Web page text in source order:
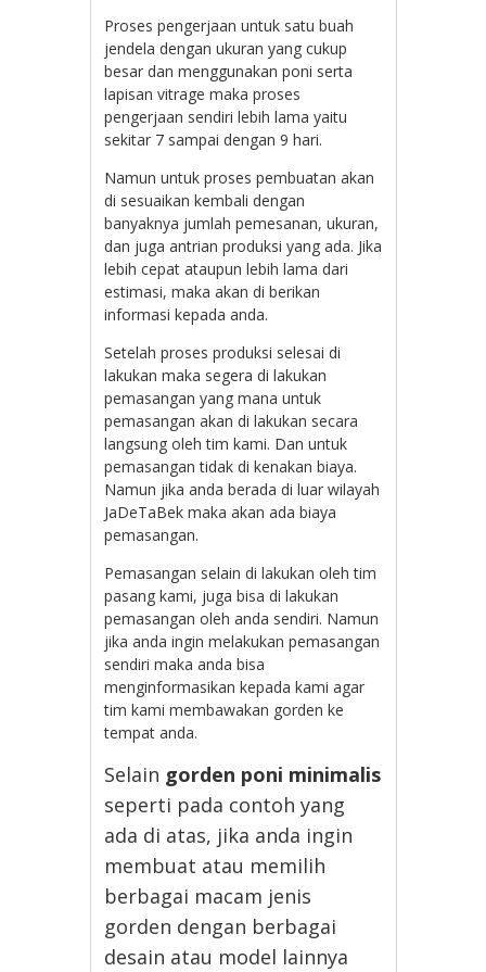
Proses pengerjaan untuk satu buah
jendela dengan ukuran yang cukup
besar dan menggunakan poni serta
lapisan vitrage maka proses
pengerjaan sendiri lebih lama yaitu
sekitar 7 sampai dengan 9 hari.
Namun untuk proses pembuatan akan
di sesuaikan kembali dengan
banyaknya jumlah pemesanan, ukuran,
dan juga antrian produksi yang ada. Jika
lebih cepat ataupun lebih lama dari
estimasi, maka akan di berikan
informasi kepada anda.
Setelah proses produksi selesai di
lakukan maka segera di lakukan
pemasangan yang mana untuk
pemasangan akan di lakukan secara
langsung oleh tim kami. Dan untuk
pemasangan tidak di kenakan biaya.
Namun jika anda berada di luar wilayah
JaDeTaBek maka akan ada biaya
pemasangan.
Pemasangan selain di lakukan oleh tim
pasang kami, juga bisa di lakukan
pemasangan oleh anda sendiri. Namun
jika anda ingin melakukan pemasangan
sendiri maka anda bisa
menginformasikan kepada kami agar
tim kami membawakan gorden ke
tempat anda.
Selain gorden poni minimalis
seperti pada contoh yang
ada di atas, jika anda ingin
membuat atau memilih
berbagai macam jenis
gorden dengan berbagai
desain atau model lainnya